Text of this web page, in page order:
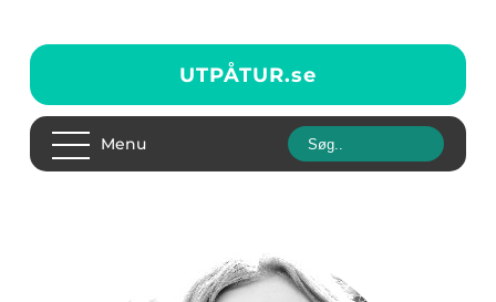
UTPÅTUR.se
Menu